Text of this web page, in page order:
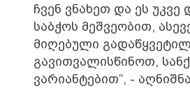
ჩვენ ვნახეთ და ეს
საბჭოს მეშვეობით,
მიღებული
გავითვალისწინოთ,
ვარიანტებით“, -